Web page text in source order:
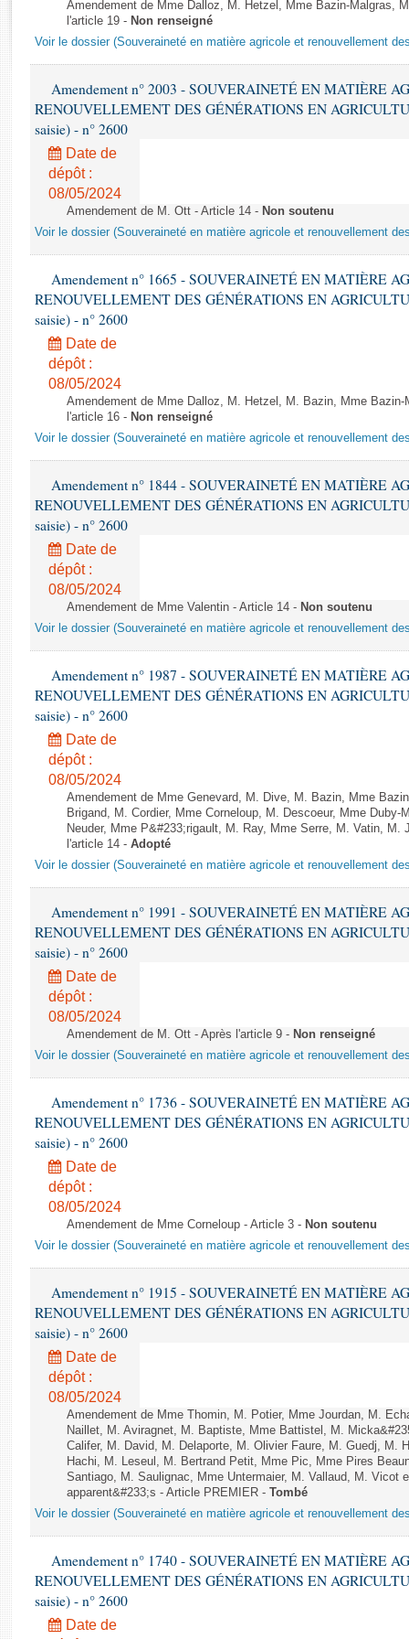
Rapports d'enquête
Rapports législatifs
Rapports sur l'application des lois
Dossiers législatifs
Budget et sécurité sociale
Questions écrites et orales
Comptes rendus des débats
Amendement de Mme Dalloz, M. Hetzel, Mme Bazin-Malgras,
l'article 19 - Non renseigné
Voir le dossier (Souveraineté en matière agricole et renouvellement
Amendement n° 2003 - SOUVERAINETÉ EN MATIÈRE
RENOUVELLEMENT DES GÉNÉRATIONS EN
saisie) - n° 2600
Date de
dépôt :
08/05/2024
Amendement de M. Ott - Article 14 - Non soutenu
Voir le dossier (Souveraineté en matière agricole et renouvellement
Amendement n° 1665 - SOUVERAINETÉ EN MATIÈRE
RENOUVELLEMENT DES GÉNÉRATIONS EN
saisie) - n° 2600
Date de
dépôt :
08/05/2024
Amendement de Mme Dalloz, M. Hetzel, M. Bazin, Mme
l'article 16 - Non renseigné
Voir le dossier (Souveraineté en matière agricole et renouvellement
Amendement n° 1844 - SOUVERAINETÉ EN MATIÈRE
RENOUVELLEMENT DES GÉNÉRATIONS EN
saisie) - n° 2600
Date de
dépôt :
08/05/2024
Amendement de Mme Valentin - Article 14 - Non soutenu
Voir le dossier (Souveraineté en matière agricole et renouvellement
Amendement n° 1987 - SOUVERAINETÉ EN MATIÈRE
RENOUVELLEMENT DES GÉNÉRATIONS EN
saisie) - n° 2600
Date de
dépôt :
08/05/2024
Amendement de Mme Genevard, M. Dive, M. Bazin, Mme
Brigand, M. Cordier, Mme Corneloup, M. Descoeur, Mme
Neuder, Mme P&#233;rigault, M. Ray, Mme Serre, M. Vatin, M.
l'article 14 - Adopté
Voir le dossier (Souveraineté en matière agricole et renouvellement
Amendement n° 1991 - SOUVERAINETÉ EN MATIÈRE
RENOUVELLEMENT DES GÉNÉRATIONS EN
saisie) - n° 2600
Date de
dépôt :
08/05/2024
Amendement de M. Ott - Après l'article 9 - Non renseigné
Voir le dossier (Souveraineté en matière agricole et renouvellement
Amendement n° 1736 - SOUVERAINETÉ EN MATIÈRE
RENOUVELLEMENT DES GÉNÉRATIONS EN
saisie) - n° 2600
Date de
dépôt :
08/05/2024
Amendement de Mme Corneloup - Article 3 - Non soutenu
Voir le dossier (Souveraineté en matière agricole et renouvellement
Amendement n° 1915 - SOUVERAINETÉ EN MATIÈRE
RENOUVELLEMENT DES GÉNÉRATIONS EN
saisie) - n° 2600
Date de
dépôt :
08/05/2024
Amendement de Mme Thomin, M. Potier, Mme Jourdan, M.
Naillet, M. Aviragnet, M. Baptiste, Mme Battistel, M.
Califer, M. David, M. Delaporte, M. Olivier Faure, M. Guedj, M.
Hachi, M. Leseul, M. Bertrand Petit, Mme Pic, Mme Pires
Santiago, M. Saulignac, Mme Untermaier, M. Vallaud, M. Vicot
apparent&#233;s - Article PREMIER - Tombé
Voir le dossier (Souveraineté en matière agricole et renouvellement
Amendement n° 1740 - SOUVERAINETÉ EN MATIÈRE
RENOUVELLEMENT DES GÉNÉRATIONS EN
saisie) - n° 2600
Date de